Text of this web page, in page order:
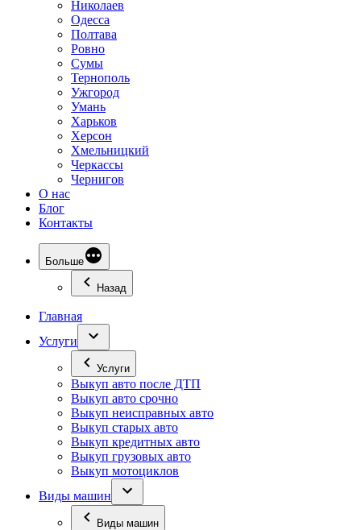
Николаев
Одесса
Полтава
Ровно
Сумы
Тернополь
Ужгород
Умань
Харьков
Херсон
Хмельницкий
Черкассы
Чернигов
О нас
Блог
Контакты
Больше
Назад
Главная
Услуги
Услуги
Выкуп авто после ДТП
Выкуп авто срочно
Выкуп неисправных авто
Выкуп старых авто
Выкуп кредитных авто
Выкуп грузовых авто
Выкуп мотоциклов
Виды машин
Виды машин